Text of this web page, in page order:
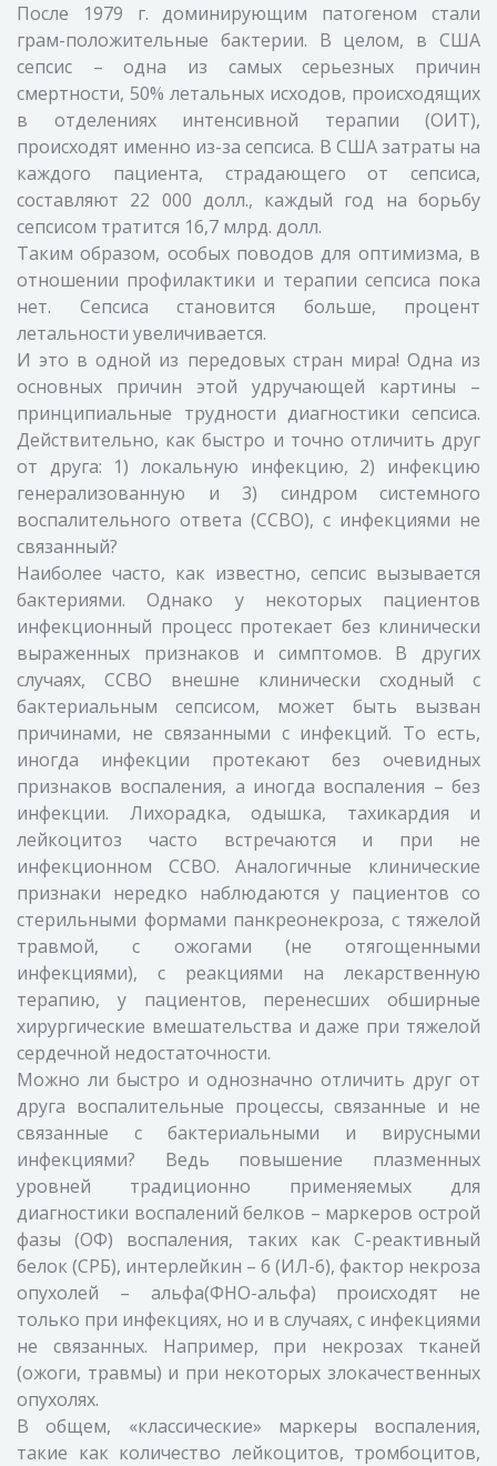
После 1979 г. доминирующим патогеном стали
грам-положительные бактерии. В целом, в США
сепсис – одна из самых серьезных причин
смертности, 50% летальных исходов, происходящих
в отделениях интенсивной терапии (ОИТ),
происходят именно из-за сепсиса. В США затраты на
каждого пациента, страдающего от сепсиса,
составляют 22 000 долл., каждый год на борьбу
сепсисом тратится 16,7 млрд. долл.
Таким образом, особых поводов для оптимизма, в
отношении профилактики и терапии сепсиса пока
нет. Сепсиса становится больше, процент
летальности увеличивается.
И это в одной из передовых стран мира! Одна из
основных причин этой удручающей картины –
принципиальные трудности диагностики сепсиса.
Действительно, как быстро и точно отличить друг
от друга: 1) локальную инфекцию, 2) инфекцию
генерализованную и 3) синдром системного
воспалительного ответа (ССВО), с инфекциями не
связанный?
Наиболее часто, как известно, сепсис вызывается
бактериями. Однако у некоторых пациентов
инфекционный процесс протекает без клинически
выраженных признаков и симптомов. В других
случаях, ССВО внешне клинически сходный с
бактериальным сепсисом, может быть вызван
причинами, не связанными с инфекций. То есть,
иногда инфекции протекают без очевидных
признаков воспаления, а иногда воспаления – без
инфекции. Лихорадка, одышка, тахикардия и
лейкоцитоз часто встречаются и при не
инфекционном ССВО. Аналогичные клинические
признаки нередко наблюдаются у пациентов со
стерильными формами панкреонекроза, с тяжелой
травмой, с ожогами (не отягощенными
инфекциями), с реакциями на лекарственную
терапию, у пациентов, перенесших обширные
хирургические вмешательства и даже при тяжелой
сердечной недостаточности.
Можно ли быстро и однозначно отличить друг от
друга воспалительные процессы, связанные и не
связанные с бактериальными и вирусными
инфекциями? Ведь повышение плазменных
уровней традиционно применяемых для
диагностики воспалений белков – маркеров острой
фазы (ОФ) воспаления, таких как С-реактивный
белок (СРБ), интерлейкин – 6 (ИЛ-6), фактор некроза
опухолей – альфа(ФНО-альфа) происходят не
только при инфекциях, но и в случаях, с инфекциями
не связанных. Например, при некрозах тканей
(ожоги, травмы) и при некоторых злокачественных
опухолях.
В общем, «классические» маркеры воспаления,
такие как количество лейкоцитов, тромбоцитов,